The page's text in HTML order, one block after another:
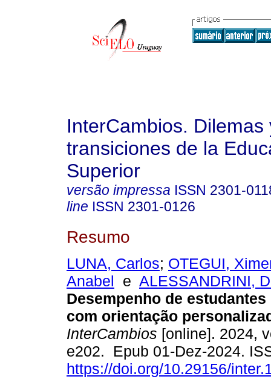
InterCambios. Dilemas
transiciones de la
Superior
versão impressa ISSN 2301-
line ISSN 2301-0126
Resumo
LUNA, Carlos; OTEGUI,
Anabel e ALESSANDRINI,
Desempenho de
com orientação
InterCambios [online]. 2024,
e202. Epub 01-Dez-2024.
https://doi.org/10.29156/